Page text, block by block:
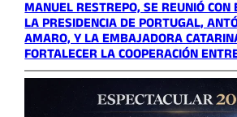
MANUEL RESTREPO, SE REUNIÓ
LA PRESIDENCIA DE PORTUGAL,
AMARO, Y LA EMBAJADORA
FORTALECER LA COOPERACIÓN